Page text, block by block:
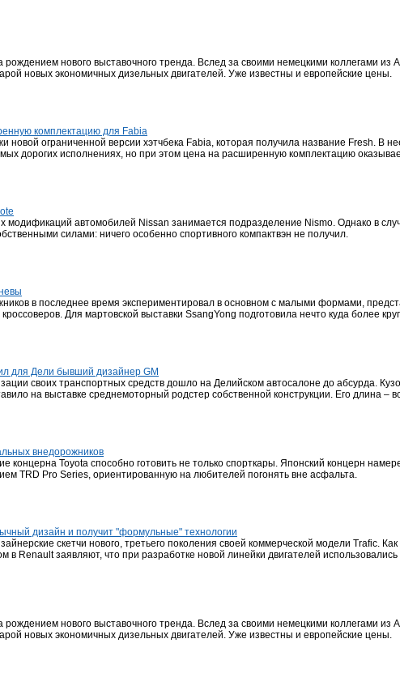
нового выставочного тренда. Вслед за своими немецкими коллегами из
новых экономичных дизельных двигателей. Уже известны и европейские цены.
комплектацию для Fabia
новой ограниченной версии хэтчбека Fabia, которая получила название Fresh. В
дорогих исполнениях, но при этом цена на расширенную комплектацию
модификаций автомобилей Nissan занимается подразделение Nismo. Однако в
силами: ничего особенно спортивного компактвэн не получил.
в последнее время экспериментировал в основном с малыми формами,
Для мартовской выставки SsangYong подготовила нечто куда более
для Дели бывший дизайнер GM
своих транспортных средств дошло на Делийском автосалоне до абсурда.
на выставке среднемоторный родстер собственной конструкции. Его длина –
внедорожников
концерна Toyota способно готовить не только спорткары. Японский концерн
TRD Pro Series, ориентированную на любителей погонять вне асфальта.
дизайн и получит "формульные" технологии
скетчи нового, третьего поколения своей коммерческой модели Trafic.
в Renault заявляют, что при разработке новой линейки двигателей
нового выставочного тренда. Вслед за своими немецкими коллегами из
новых экономичных дизельных двигателей. Уже известны и европейские цены.